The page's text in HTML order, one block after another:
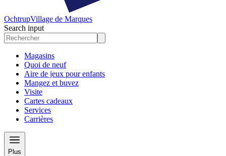
OchtrupVillage de Marques
Search input
Magasins
Quoi de neuf
Aire de jeux pour enfants
Mangez et buvez
Visite
Cartes cadeaux
Services
Carrières
Plus